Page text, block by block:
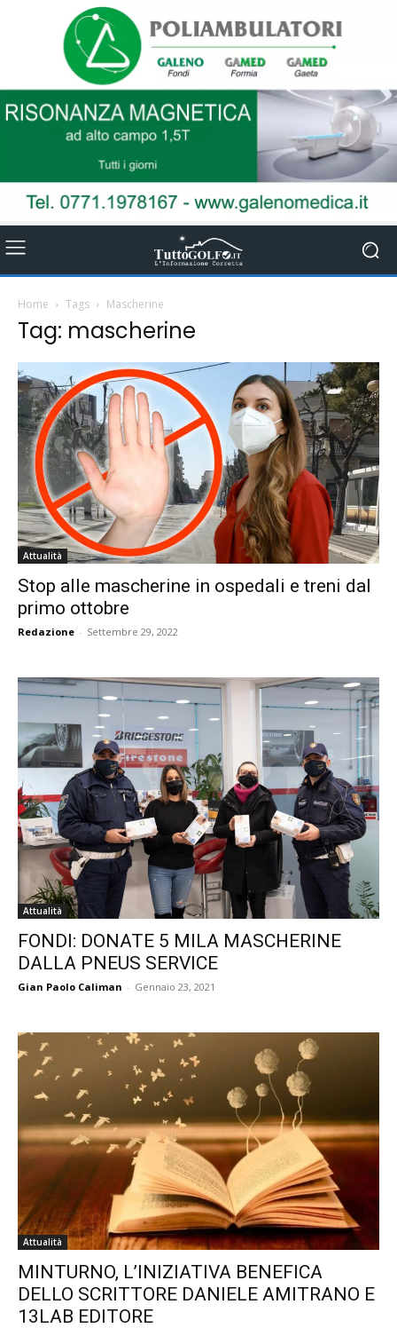
Home Tags Mascherine
Tag: mascherine
Attualità
Stop alle mascherine in ospedali e treni dal
primo ottobre
Redazione - Settembre 29, 2022
Attualità
FONDI: DONATE 5 MILA MASCHERINE
DALLA PNEUS SERVICE
Gian Paolo Caliman - Gennaio 23, 2021
Attualità
MINTURNO, L’INIZIATIVA BENEFICA
DELLO SCRITTORE DANIELE AMITRANO E
13LAB EDITORE